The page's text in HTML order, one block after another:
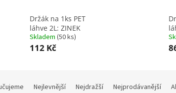
Držák na 1ks PET
láhve 2L: ZINEK
Skladem (50 ks)
112 Kč
Nejlevnější Nejdražší Nejprodávanější